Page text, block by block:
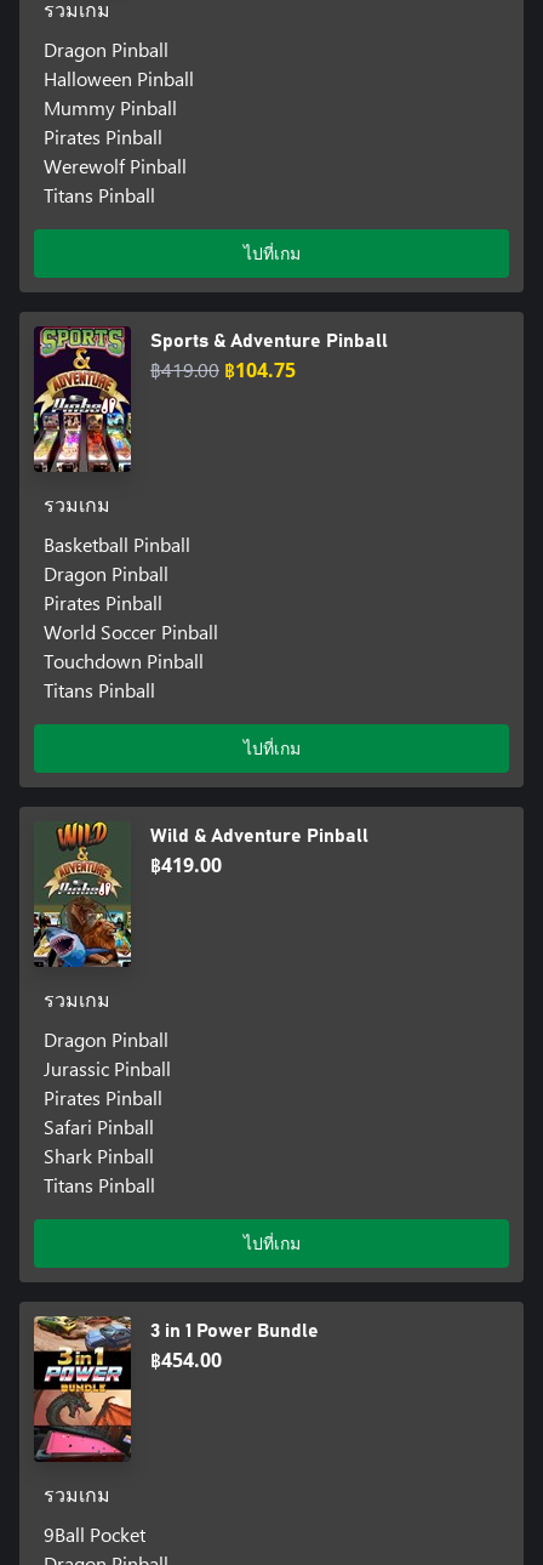
รวมเกม
Dragon Pinball
Halloween Pinball
Mummy Pinball
Pirates Pinball
Werewolf Pinball
Titans Pinball
ไปที่เกม
Sports & Adventure Pinball
฿419.00 ฿104.75
รวมเกม
Basketball Pinball
Dragon Pinball
Pirates Pinball
World Soccer Pinball
Touchdown Pinball
Titans Pinball
ไปที่เกม
Wild & Adventure Pinball
฿419.00
รวมเกม
Dragon Pinball
Jurassic Pinball
Pirates Pinball
Safari Pinball
Shark Pinball
Titans Pinball
ไปที่เกม
3 in 1 Power Bundle
฿454.00
รวมเกม
9Ball Pocket